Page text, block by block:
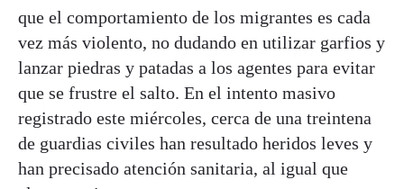
que el comportamiento de los migrantes es cada
vez más violento, no dudando en utilizar garfios y
lanzar piedras y patadas a los agentes para evitar
que se frustre el salto. En el intento masivo
registrado este miércoles, cerca de una treintena
de guardias civiles han resultado heridos leves y
han precisado atención sanitaria, al igual que